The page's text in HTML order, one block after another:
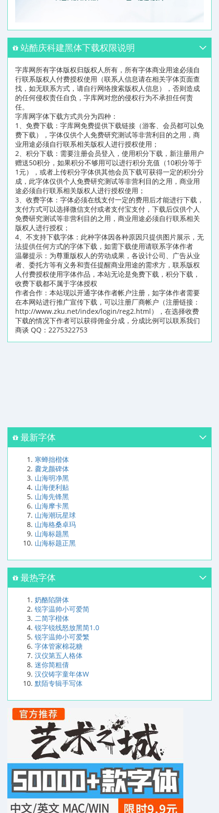
站酷庆科建黑体下载权限说明
字库网所有字体版权归版权人所有，所有字体商业用途必须自
行联系版权人付费授权使用（联系人信息请在相关字体页面查
找，如无联系方式，请自行网络搜索版权人信息），否则造成
的任何侵权责任自负，字库网对您的侵权行为不承担任何责
任。
字库网字体下载方式共分为四种：
1、免费下载：字库网免费提供下载链接（游客、会员都可以免
费下载），字体仅供个人免费研究测试等非营利目的之用，商
业用途必须自行联系相关版权人进行授权使用；
2、积分下载：需要注册会员登入，使用积分下载，新注册用户
赠送50积分，如果积分不够用可以进行积分充值（10积分等于
1元），或者上传积分字体供其他会员下载可获得一定的积分分
成，此字体仅供个人免费研究测试等非营利目的之用，商业用
途必须自行联系相关版权人进行授权使用；
3、收费字体：字体必须在线支付一定的费用后才能进行下载，
支付方式可以选择微信支付或者支付宝支付，下载后仅供个人
免费研究测试等非营利目的之用，商业用途必须自行联系相关
版权人进行授权；
4、不支持下载字体：此种字体因各种原因只提供图片展示，无
法提供任何方式的字体下载，如需下载使用请联系字体作者
温馨提示：为尊重版权人的劳动成果，各设计公司、广告从业
者、委托方等有义务和责任提醒商业用途的需求方，联系版权
人付费授权使用字体作品，本站无论是免费下载，积分下载，
收费下载都不属于字体授权
作者合作：本站现以开通字体作者帐户注册，如字体作者需要
在本网站进行推广宣传下载，可以注册厂商帐户（注册链接：
http://www.zku.net/index/login/reg2.html），在选择收费
下载的情况下作者可以获得佣金分成，分成比例可以联系我们
商谈 QQ：2275322753
最新字体
寒蝉拙楷体
爨龙颜碑体
山海明净黑
山海便利贴
山海先锋黑
山海摩卡黑
山海潮玩星球
山海格桑卓玛
山海标题黑
山海标题正黑
最热字体
奶酪陷阱体
锐字温帅小可爱简
二简字楷体
锐字锐线怒放黑简1.0
锐字温帅小可爱繁
字体管家棉花糖
汉仪第五人格体
迷你简粗倩
汉仪铸字童年体W
默陌专辑手写体